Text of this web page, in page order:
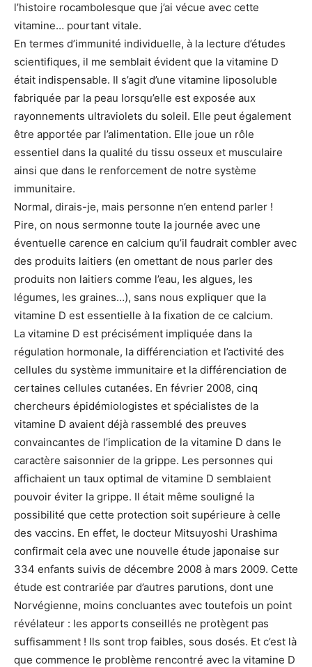
l’histoire rocambolesque que j’ai vécue avec cette
vitamine… pourtant vitale.
En termes d’immunité individuelle, à la lecture d’études
scientifiques, il me semblait évident que la vitamine D
était indispensable. Il s’agit d’une vitamine liposoluble
fabriquée par la peau lorsqu’elle est exposée aux
rayonnements ultraviolets du soleil. Elle peut également
être apportée par l’alimentation. Elle joue un rôle
essentiel dans la qualité du tissu osseux et musculaire
ainsi que dans le renforcement de notre système
immunitaire.
Normal, dirais-je, mais personne n’en entend parler !
Pire, on nous sermonne toute la journée avec une
éventuelle carence en calcium qu’il faudrait combler avec
des produits laitiers (en omettant de nous parler des
produits non laitiers comme l’eau, les algues, les
légumes, les graines…), sans nous expliquer que la
vitamine D est essentielle à la fixation de ce calcium.
La vitamine D est précisément impliquée dans la
régulation hormonale, la différenciation et l’activité des
cellules du système immunitaire et la différenciation de
certaines cellules cutanées. En février 2008, cinq
chercheurs épidémiologistes et spécialistes de la
vitamine D avaient déjà rassemblé des preuves
convaincantes de l’implication de la vitamine D dans le
caractère saisonnier de la grippe. Les personnes qui
affichaient un taux optimal de vitamine D semblaient
pouvoir éviter la grippe. Il était même souligné la
possibilité que cette protection soit supérieure à celle
des vaccins. En effet, le docteur Mitsuyoshi Urashima
confirmait cela avec une nouvelle étude japonaise sur
334 enfants suivis de décembre 2008 à mars 2009. Cette
étude est contrariée par d’autres parutions, dont une
Norvégienne, moins concluantes avec toutefois un point
révélateur : les apports conseillés ne protègent pas
suffisamment ! Ils sont trop faibles, sous dosés. Et c’est là
que commence le problème rencontré avec la vitamine D